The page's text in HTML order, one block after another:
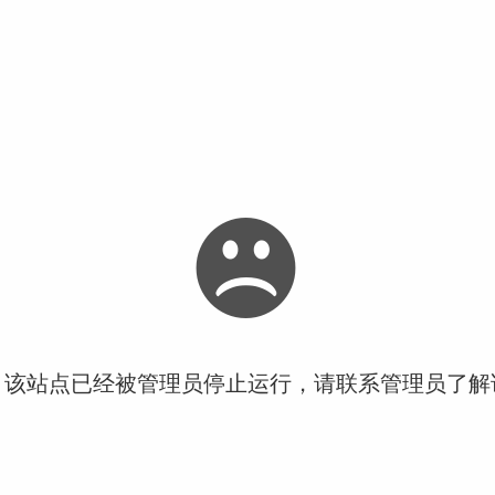
站点已经被管理员停止运行，请联系管理员了